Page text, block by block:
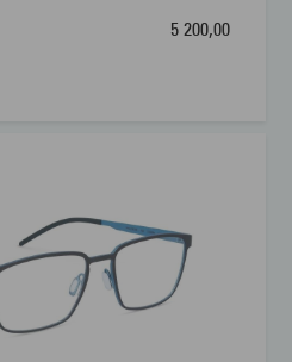
5 200,00